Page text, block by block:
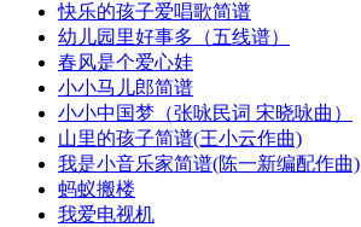
快乐的孩子爱唱歌简谱
幼儿园里好事多（五线谱）
春风是个爱心娃
小小马儿郎简谱
小小中国梦（张咏民词 宋晓咏曲）
山里的孩子简谱(王小云作曲)
我是小音乐家简谱(陈一新编配作曲)
蚂蚁搬楼
我爱电视机